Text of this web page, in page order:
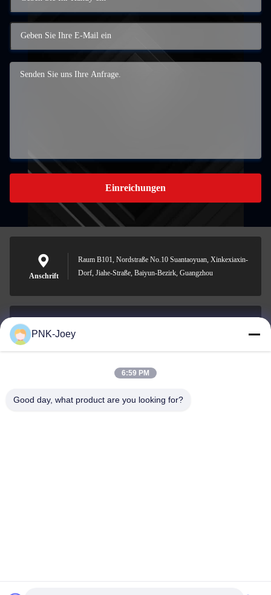
Einreichungen
Anschrift
Raum B101, Nordstraße No.10 Suantaoyuan, Xinkexiaxin-
Dorf, Jiahe-Straße, Baiyun-Bezirk, Guangzhou
E-Mail-Adresse
008613580404923
PNK-Joey
6:59 PM
Good day, what product are you looking for?